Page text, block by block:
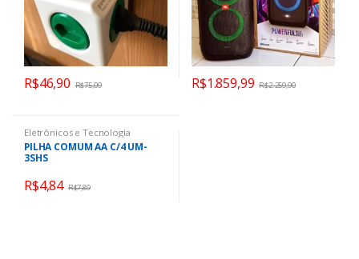
R$46,90 R$75,09 R$1.859,99 R$2.259,90
Eletrônicos e Tecnologia
PILHA COMUM AA C/4 UM-
3SHS
R$4,84 R$7,89